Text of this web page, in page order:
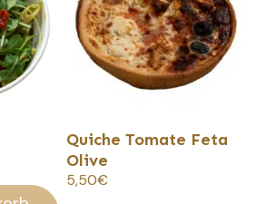
Quiche Tomate Feta
Olive
5,50€